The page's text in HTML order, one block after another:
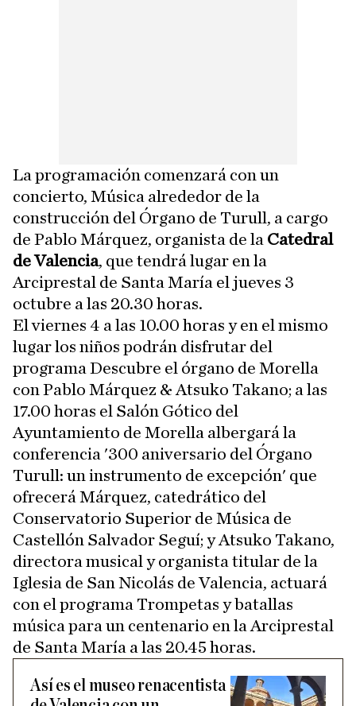
La programación comenzará con un
concierto, Música alrededor de la
construcción del Órgano de Turull, a cargo
de Pablo Márquez, organista de la Catedral
de Valencia, que tendrá lugar en la
Arciprestal de Santa María el jueves 3
octubre a las 20.30 horas.
El viernes 4 a las 10.00 horas y en el mismo
lugar los niños podrán disfrutar del
programa Descubre el órgano de Morella
con Pablo Márquez & Atsuko Takano; a las
17.00 horas el Salón Gótico del
Ayuntamiento de Morella albergará la
conferencia '300 aniversario del Órgano
Turull: un instrumento de excepción' que
ofrecerá Márquez, catedrático del
Conservatorio Superior de Música de
Castellón Salvador Seguí; y Atsuko Takano,
directora musical y organista titular de la
Iglesia de San Nicolás de Valencia, actuará
con el programa Trompetas y batallas
música para un centenario en la Arciprestal
de Santa María a las 20.45 horas.
Así es el museo renacentista